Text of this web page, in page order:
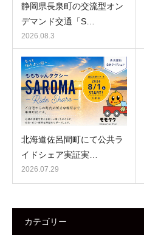
静岡県長泉町の交流型オン
デマンド交通「S…
2026.08.3
北海道佐呂間町にて公共ラ
イドシェア実証実…
2026.07.29
カテゴリー